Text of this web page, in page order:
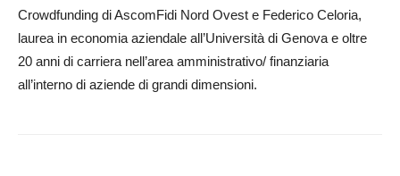
Crowd­funding di AscomFidi Nord Ovest e Federico Celoria,
laurea in economia aziendale all’Università di Genova e oltre
20 anni di carriera nell’area ammi­nistrativo/ finanziaria
all’interno di aziende di grandi dimensioni.